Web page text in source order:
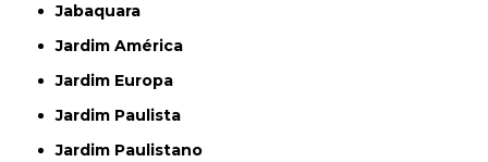
Jabaquara
Jardim América
Jardim Europa
Jardim Paulista
Jardim Paulistano